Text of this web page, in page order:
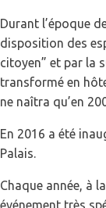
Durant l’époque
disposition des
citoyen” et par la
transformé en
ne naîtra qu’en
En 2016 a été
Palais.
Chaque année, à
événement très